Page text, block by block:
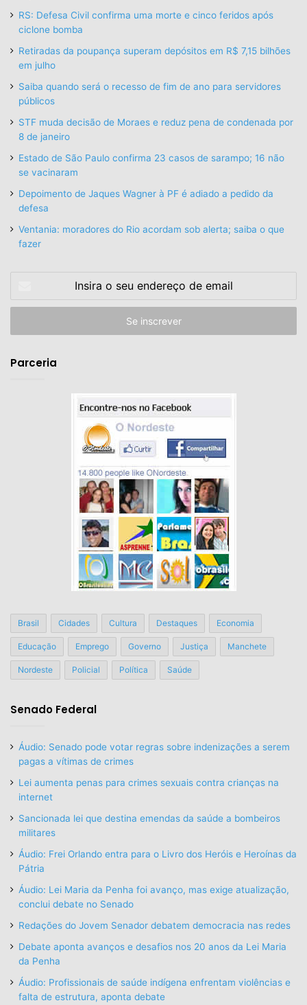
RS: Defesa Civil confirma uma morte e cinco feridos após
ciclone bomba
Retiradas da poupança superam depósitos em R$ 7,15 bilhões
em julho
Saiba quando será o recesso de fim de ano para servidores
públicos
STF muda decisão de Moraes e reduz pena de condenada por
8 de janeiro
Estado de São Paulo confirma 23 casos de sarampo; 16 não
se vacinaram
Depoimento de Jaques Wagner à PF é adiado a pedido da
defesa
Ventania: moradores do Rio acordam sob alerta; saiba o que
fazer
seu
de
Parceria
Brasil Cidades Cultura Destaques Economia
Educação Emprego Governo Justiça Manchete
Nordeste Policial Política Saúde
Senado Federal
Áudio: Senado pode votar regras sobre indenizações a serem
pagas a vítimas de crimes
Lei aumenta penas para crimes sexuais contra crianças na
internet
Sancionada lei que destina emendas da saúde a bombeiros
militares
Áudio: Frei Orlando entra para o Livro dos Heróis e Heroínas da
Pátria
Áudio: Lei Maria da Penha foi avanço, mas exige atualização,
conclui debate no Senado
Redações do Jovem Senador debatem democracia nas redes
Debate aponta avanços e desafios nos 20 anos da Lei Maria
da Penha
Áudio: Profissionais de saúde indígena enfrentam violências e
falta de estrutura, aponta debate